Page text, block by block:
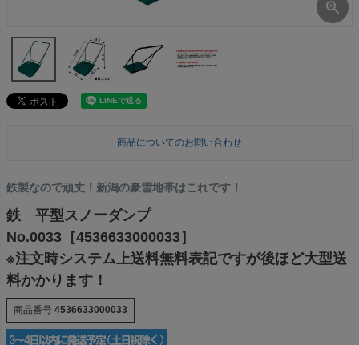
商品についてのお問い合わせ
鉄製なので頑丈！新潟の豪雪地帯はこれです！
鉄 平型スノーダンプ
No.0033［4536633000033］
※注文時システム上送料無料表記ですが後ほど大型送
料かかります！
商品番号 4536633000033